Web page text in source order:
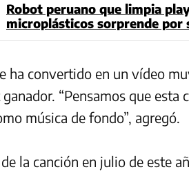
Robot peruano que limpia
microplásticos sorprende por
ha convertido en un vídeo
“Pensamos que
música de fondo”, agregó.
la canción en julio de este